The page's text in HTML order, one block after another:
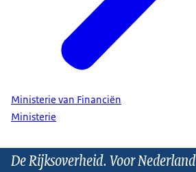
Ministerie van Financiën
Ministerie
De Rijksoverheid. Voor Nederland